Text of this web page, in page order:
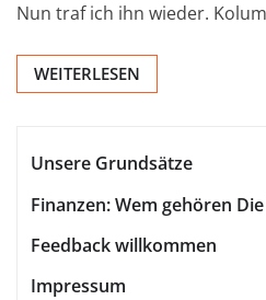
Nun traf ich ihn wieder.
WEITERLESEN
Unsere Grundsätze
Finanzen: Wem gehören
Feedback willkommen
Impressum